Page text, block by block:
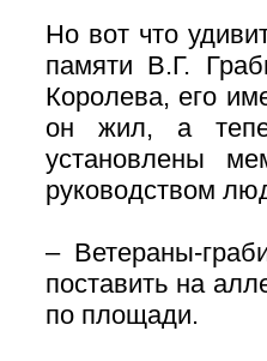
Но вот что
памяти В.Г.
Королева, его
он жил, а
установлены
руководством
– Ветераны-
поставить на
по площади.